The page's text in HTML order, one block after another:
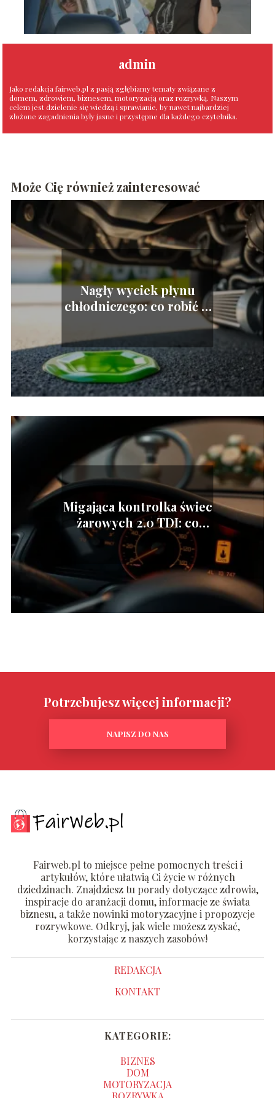
admin
Jako redakcja fairweb.pl z pasją zgłębiamy tematy związane z
domem, zdrowiem, biznesem, motoryzacją oraz rozrywką. Naszym
celem jest dzielenie się wiedzą i sprawianie, by nawet najbardziej
złożone zagadnienia były jasne i przystępne dla każdego czytelnika.
Może Cię również zainteresować
Nagły wyciek płynu
chłodniczego: co robić w
Migająca kontrolka świec
żarowych 2.0 TDI: co
oznacza?
Potrzebujesz więcej informacji?
NAPISZ DO NAS
Fairweb.pl to miejsce pełne pomocnych treści i
artykułów, które ułatwią Ci życie w różnych
dziedzinach. Znajdziesz tu porady dotyczące zdrowia,
inspiracje do aranżacji domu, informacje ze świata
biznesu, a także nowinki motoryzacyjne i propozycje
rozrywkowe. Odkryj, jak wiele możesz zyskać,
korzystając z naszych zasobów!
REDAKCJA
KONTAKT
KATEGORIE:
BIZNES
DOM
MOTORYZACJA